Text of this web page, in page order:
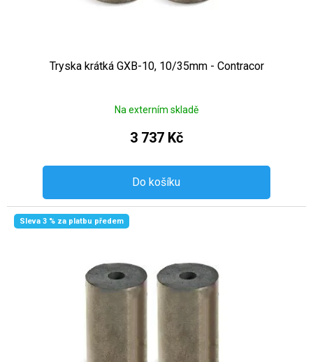
Tryska krátká GXB-10, 10/35mm - Contracor
Na externím skladě
3 737 Kč
Do košíku
Sleva 3 % za platbu předem